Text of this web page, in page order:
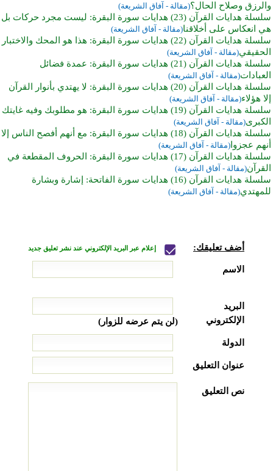
والرزق وصلاح الحال؟(مقالة - آفاق الشريعة)
سلسلة هدايات القرآن (23) هدايات سورة البقرة: ليست مجرد حركات بل
هي انعكاس على أخلاقنا(مقالة - آفاق الشريعة)
سلسلة هدايات القرآن (22) هدايات سورة البقرة: هذا هو المحك والاختبار
الحقيقي(مقالة - آفاق الشريعة)
سلسلة هدايات القرآن (21) هدايات سورة البقرة: عمدة فضائل
العبادات(مقالة - آفاق الشريعة)
سلسلة هدايات القرآن (20) هدايات سورة البقرة: لا يهتدي بأنوار القرآن
إلا هؤلاء(مقالة - آفاق الشريعة)
سلسلة هدايات القرآن (19) هدايات سورة البقرة: هو مطلوبك وفيه غايتك
الكبرى(مقالة - آفاق الشريعة)
سلسلة هدايات القرآن (18) هدايات سورة البقرة: مع أنهم أفصح الناس إلا
أنهم عجزوا (مقالة - آفاق الشريعة)
سلسلة هدايات القرآن (17) هدايات سورة البقرة: الحروف المقطعة في
القرآن(مقالة - آفاق الشريعة)
سلسلة هدايات القرآن (16) هدايات سورة الفاتحة: إشارة وبشارة
للمهتدي(مقالة - آفاق الشريعة)
أضف تعليقك: إعلام عبر البريد الإلكتروني عند نشر تعليق جديد
الاسم
البريد
الإلكتروني
(لن يتم عرضه للزوار)
الدولة
عنوان التعليق
نص التعليق